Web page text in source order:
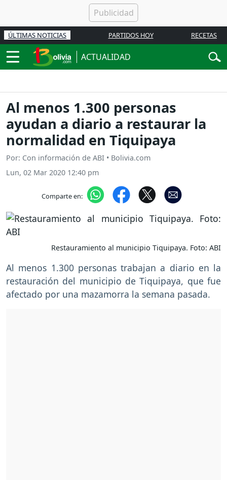
ÚLTIMAS NOTICIAS PARTIDOS HOY RECETAS
ACTUALIDAD
Al menos 1.300 personas
ayudan a diario a restaurar la
normalidad en Tiquipaya
Por: Con información de ABI • Bolivia.com
Lun, 02 Mar 2020 12:40 pm
Comparte en:
Restauramiento al municipio Tiquipaya. Foto: ABI
Al menos 1.300 personas trabajan a diario en la
restauración del municipio de Tiquipaya, que fue
afectado por una mazamorra la semana pasada.